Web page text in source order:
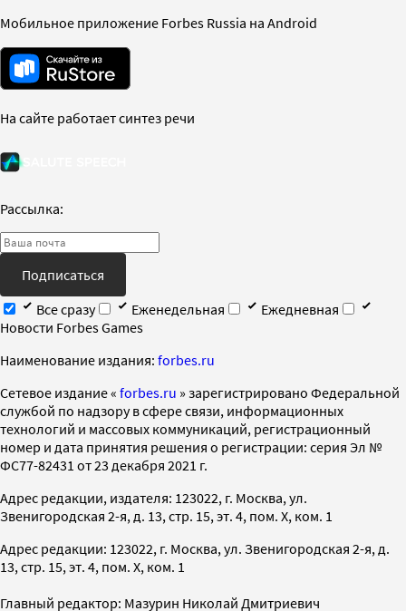
Мобильное приложение Forbes Russia на Android
На сайте работает синтез речи
Рассылка:
Подписаться
Все сразу
Еженедельная
Ежедневная
Новости Forbes Games
Наименование издания: forbes.ru
Cетевое издание « forbes.ru » зарегистрировано Федеральной
службой по надзору в сфере связи, информационных
технологий и массовых коммуникаций, регистрационный
номер и дата принятия решения о регистрации: серия Эл №
ФС77-82431 от 23 декабря 2021 г.
Адрес редакции, издателя: 123022, г. Москва, ул.
Звенигородская 2-я, д. 13, стр. 15, эт. 4, пом. X, ком. 1
Адрес редакции: 123022, г. Москва, ул. Звенигородская 2-я, д.
13, стр. 15, эт. 4, пом. X, ком. 1
Главный редактор: Мазурин Николай Дмитриевич